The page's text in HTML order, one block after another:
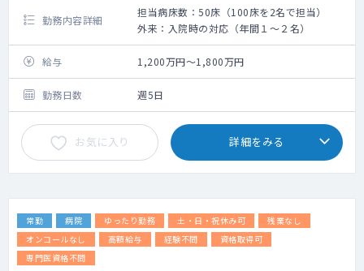
勤務内容詳細
担当病床数：50床（100床を2名で担当）
外来：入院時の対応（年間１～２名）
給与 1,200万円～1,800万円
勤務日数 週5日
お気に入り 詳細をみる
常勤 病院 ゆったり勤務 土・日・祝休み可
残業なし
オンコールなし
高額給与 経験不問
資格取得可
専門医資格不問